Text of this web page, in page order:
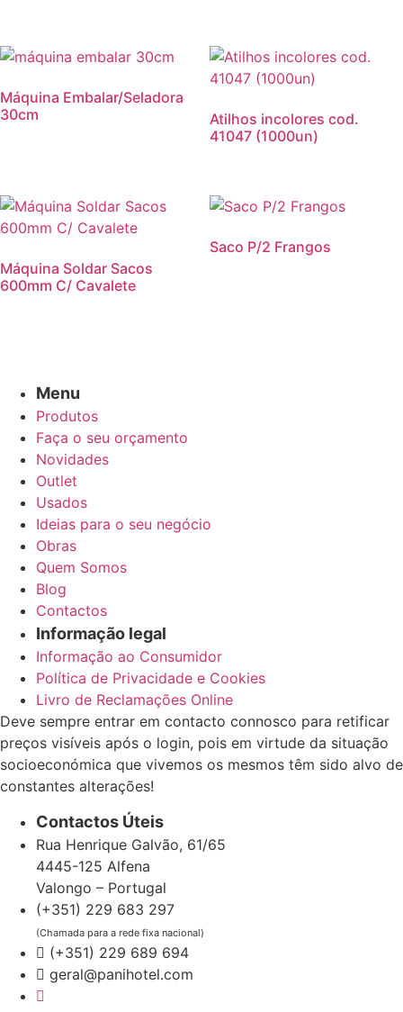
Máquina Embalar/Seladora
30cm
Atilhos incolores cod.
41047 (1000un)
Máquina Soldar Sacos
600mm C/ Cavalete
Saco P/2 Frangos
Menu
Produtos
Faça o seu orçamento
Novidades
Outlet
Usados
Ideias para o seu negócio
Obras
Quem Somos
Blog
Contactos
Informação legal
Informação ao Consumidor
Política de Privacidade e Cookies
Livro de Reclamações Online
Deve sempre entrar em contacto connosco para retificar
preços visíveis após o login, pois em virtude da situação
socioeconómica que vivemos os mesmos têm sido alvo de
constantes alterações!
Contactos Úteis
Rua Henrique Galvão, 61/65
4445-125 Alfena
Valongo – Portugal
(+351) 229 683 297
(Chamada para a rede fixa nacional)
(+351) 229 689 694
geral@panihotel.com